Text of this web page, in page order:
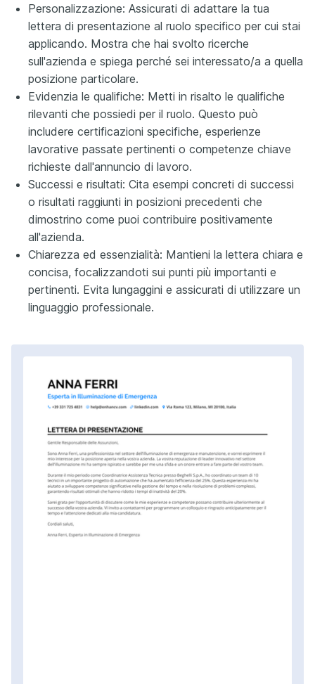
Personalizzazione: Assicurati di adattare la tua
lettera di presentazione al ruolo specifico per cui stai
applicando. Mostra che hai svolto ricerche
sull'azienda e spiega perché sei interessato/a a quella
posizione particolare.
Evidenzia le qualifiche: Metti in risalto le qualifiche
rilevanti che possiedi per il ruolo. Questo può
includere certificazioni specifiche, esperienze
lavorative passate pertinenti o competenze chiave
richieste dall'annuncio di lavoro.
Successi e risultati: Cita esempi concreti di successi
o risultati raggiunti in posizioni precedenti che
dimostrino come puoi contribuire positivamente
all'azienda.
Chiarezza ed essenzialità: Mantieni la lettera chiara e
concisa, focalizzandoti sui punti più importanti e
pertinenti. Evita lungaggini e assicurati di utilizzare un
linguaggio professionale.